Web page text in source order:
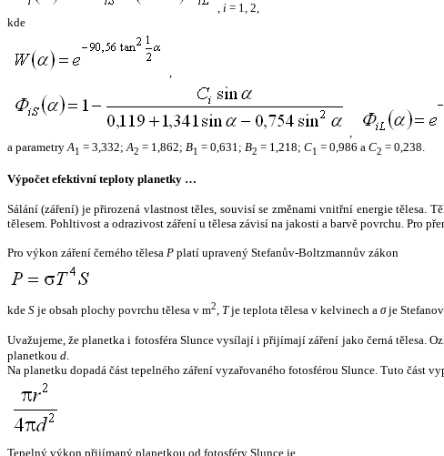
, i = 1, 2,
kde
,
,
a parametryA1 = 3,332;A2 = 1,862; B1 = 0,631; B2 = 1,218; C1 = 0,986 a C2 = 0,238.
Výpočet efektivní teploty planetky …
Sálání (záření) je přirozená vlastnost těles, souvisí se změnami vnitřní energie tělesa.
tělesem. Pohltivost a odrazivost záření u tělesa závisí na jakosti a barvě povrchu. Pro
Pro výkon záření černého tělesa P platí upravený Stefanův-Boltzmannův zákon
kde S je obsah plochy povrchu tělesa v m2, Tje teplota tělesa v kelvinech a σje
Uvažujeme, že planetka i fotosféra Slunce vysílají i přijímají záření jako černá tělesa.
planetkou d.
Na planetku dopadá část tepelného záření vyzařovaného fotosférou Slunce. Tuto část
Tepelný výkon přijímaný planetkou od fotosféry Slunce je